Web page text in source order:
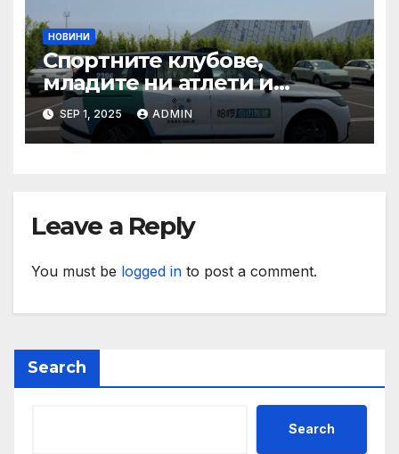
НОВИНИ
Спортните клубове,
младите ни атлети и
техните треньори имат
нужда от нашата подкрепа
и ние ще им я осигурим
SEP 1, 2025 ADMIN
Leave a Reply
You must be logged in to post a comment.
Search
Search